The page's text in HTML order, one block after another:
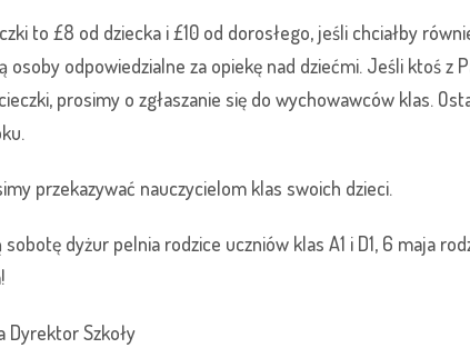
to £8 od dziecka i £10 od dorosłego, jeśli chciałby
osoby odpowiedzialne za opiekę nad dziećmi. Jeśli ktoś z
prosimy o zgłaszanie się do wychowawców klas.
przekazywać nauczycielom klas swoich dzieci.
sobotę dyżur pelnia rodzice uczniów klas A1 i D1, 6 maja
Dyrektor Szkoły